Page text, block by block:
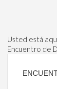
Usted está
Encuentro de